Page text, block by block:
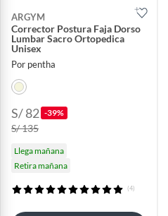
ARGYM
Corrector Postura Faja Dorso
Lumbar Sacro Ortopedica
Unisex
Por pentha
S/ 82 -39%
S/ 135
Llega mañana
Retira mañana
(4)